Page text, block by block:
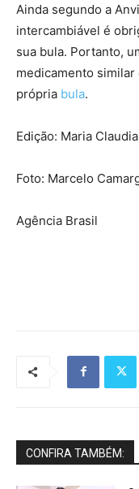
Ainda segundo a
intercambiável é
sua bula. Portanto,
medicamento
própria bula.
Edição: Maria Claudia
Foto: Marcelo
Agência Brasil
CONFIRA TAMBÉM: